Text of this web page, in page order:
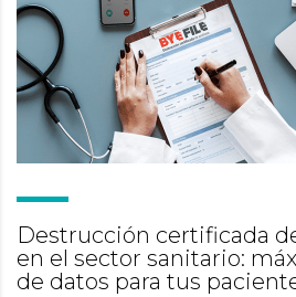
Destrucción certificada
en el sector sanitario:
de datos para tus